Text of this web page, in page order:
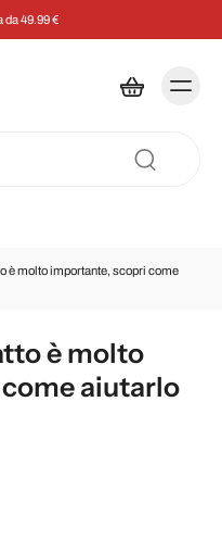
da 49.99 €
è molto importante, scopri come
è molto
aiutarlo